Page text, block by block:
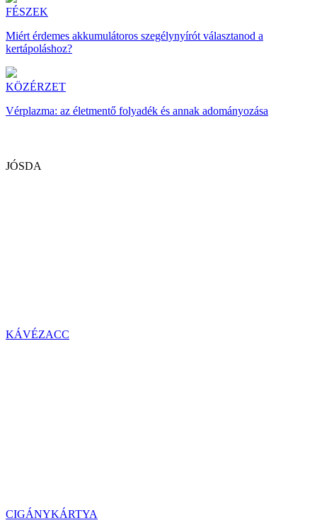
FÉSZEK
Miért érdemes akkumulátoros szegélynyírót választanod a
kertápoláshoz?
KÖZÉRZET
Vérplazma: az életmentő folyadék és annak adományozása
JÓSDA
KÁVÉZACC
CIGÁNYKÁRTYA